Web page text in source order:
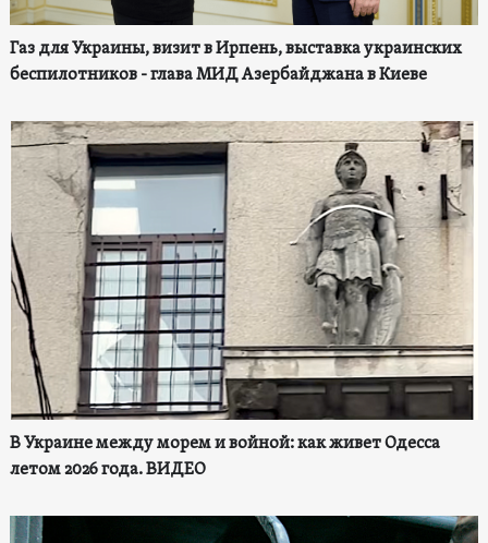
Газ для Украины, визит в Ирпень, выставка украинских
беспилотников - глава МИД Азербайджана в Киеве
В Украине между морем и войной: как живет Одесса
летом 2026 года. ВИДЕО